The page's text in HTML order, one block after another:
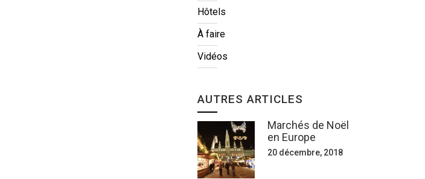
Hôtels
À faire
Vidéos
AUTRES ARTICLES
Marchés de Noël
en Europe
20 décembre, 2018